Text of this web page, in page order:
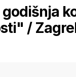
/